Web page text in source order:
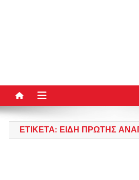
ΕΤΙΚΈΤΑ: ΕΊΔΗ ΠΡΏΤΗΣ